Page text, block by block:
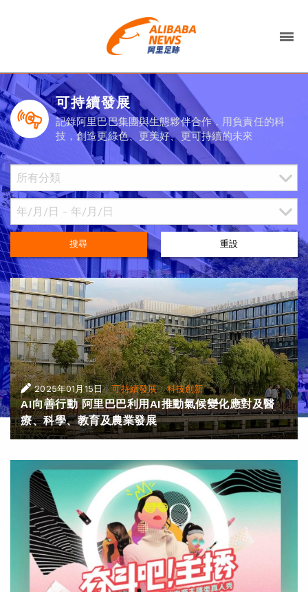
可持續發展
記錄阿里巴巴集團與生態夥伴合作，用負責任的科
技，創造更綠色、更美好、更可持續的未來
搜尋 重設
2025年01月15日 |可持續發展·科技創新
AI向善行動 阿里巴巴利用AI推動氣候變化應對及醫
療、科學、教育及農業發展